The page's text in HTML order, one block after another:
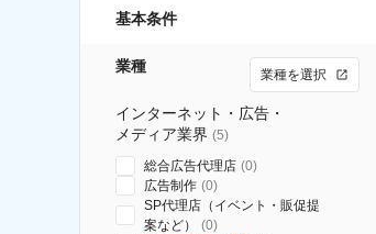
基本条件
業種 業種を選択
インターネット・広告・
メディア業界 (5)
総合広告代理店 (0)
広告制作 (0)
SP代理店（イベント・販促提
案など）
(0)